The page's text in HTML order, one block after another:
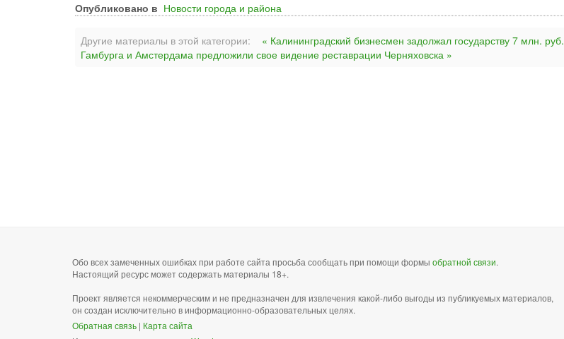
Опубликовано в Новости города и района
Другие материалы в этой категории: « Калининградский бизнесмен задолжал государству 7 млн. руб.
Гамбурга и Амстердама предложили свое видение реставрации Черняховска »
Обо всех замеченных ошибках при работе сайта просьба сообщать при помощи формы обратной связи.
Настоящий ресурс может содержать материалы 18+.
Проект является некоммерческим и не предназначен для извлечения какой-либо выгоды из публикуемых материалов,
он создан исключительно в информационно-образовательных целях.
Обратная связь | Карта сайта